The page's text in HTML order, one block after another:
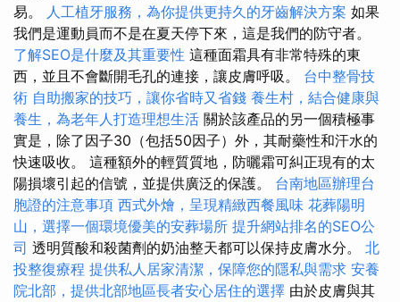
易。 人工植牙服務，為你提供更持久的牙齒解決方案 如果
我們是運動員而不是在夏天停下來，這是我們的防守者。
了解SEO是什麼及其重要性 這種面霜具有非常特殊的東
西，並且不會斷開毛孔的連接，讓皮膚呼吸。 台中整骨技
術 自助搬家的技巧，讓你省時又省錢 養生村，結合健康與
養生，為老年人打造理想生活 關於該產品的另一個積極事
實是，除了因子30（包括50因子）外，其耐藥性和汗水的
快速吸收。 這種額外的輕質質地，防曬霜可糾正現有的太
陽損壞引起的信號，並提供廣泛的保護。 台南地區辦理台
胞證的注意事項 西式外燴，呈現精緻西餐風味 花葬陽明
山，選擇一個環境優美的安葬場所 提升網站排名的SEO公
司 透明質酸和殺菌劑的奶油整天都可以保持皮膚水分。 北
投整復療程 提供私人居家清潔，保障您的隱私與需求 安養
院北部，提供北部地區長者安心居住的選擇 由於皮膚與其